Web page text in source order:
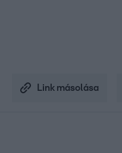
Link másolása